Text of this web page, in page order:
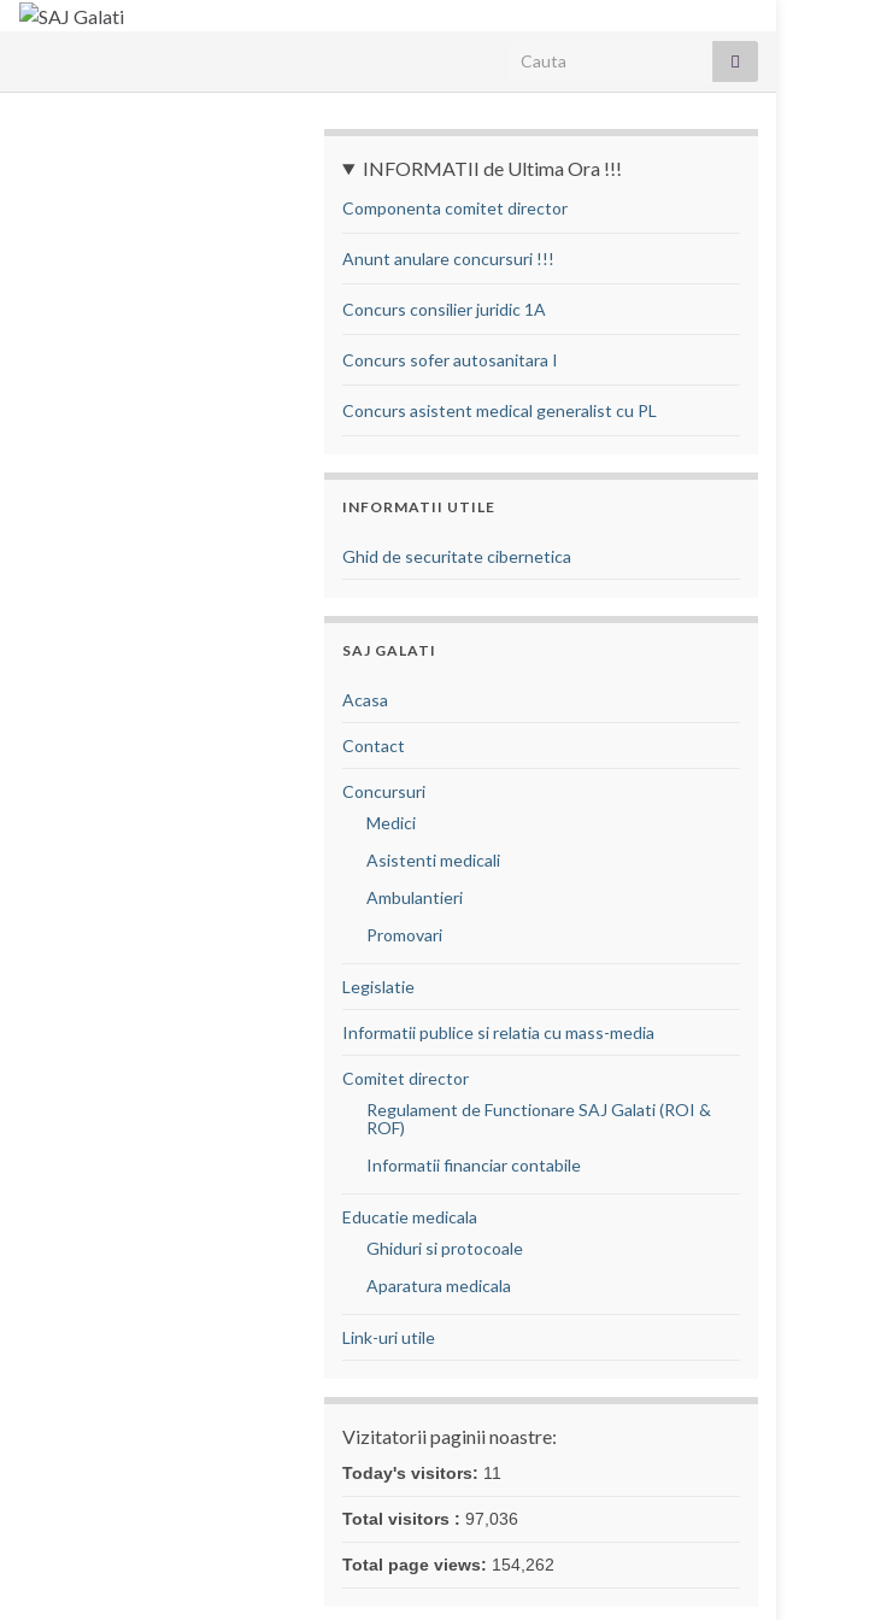
Search for:
INFORMATII de Ultima Ora !!!
Componenta comitet director
Anunt anulare concursuri !!!
Concurs consilier juridic 1A
Concurs sofer autosanitara I
Concurs asistent medical generalist cu PL
INFORMATII UTILE
Ghid de securitate cibernetica
SAJ GALATI
Acasa
Contact
Concursuri
Medici
Asistenti medicali
Ambulantieri
Promovari
Legislatie
Informatii publice si relatia cu mass-media
Comitet director
Regulament de Functionare SAJ Galati (ROI &
ROF)
Informatii financiar contabile
Educatie medicala
Ghiduri si protocoale
Aparatura medicala
Link-uri utile
Vizitatorii paginii noastre:
Today's visitors: 11
Total visitors : 97,036
Total page views: 154,262